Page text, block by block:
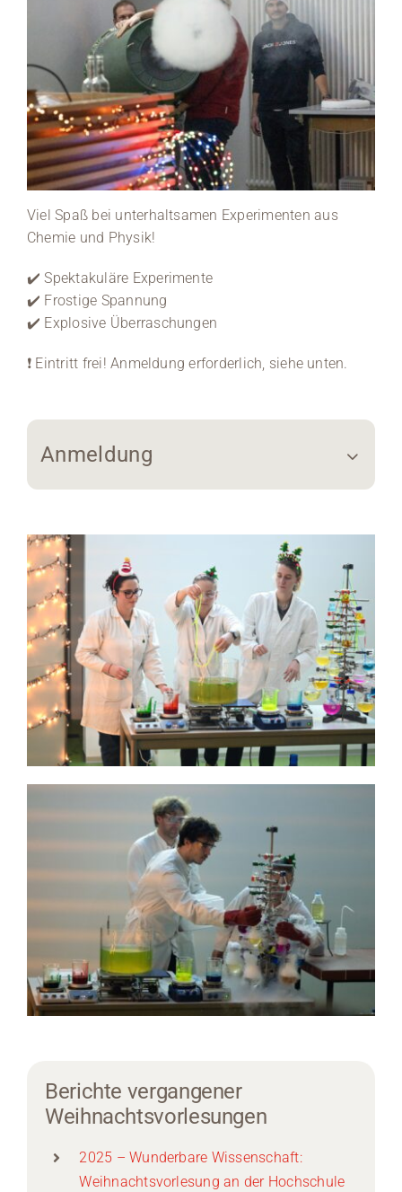
Viel Spaß bei unterhaltsamen Experimenten aus
Chemie und Physik!
✔️ Spektakuläre Experimente
✔️ Frostige Spannung
✔️ Explosive Überraschungen
❗ Eintritt frei! Anmeldung erforderlich, siehe unten.
Anmeldung
Berichte vergangener
Weihnachtsvorlesungen
2025 – Wunderbare Wissenschaft:
Weihnachtsvorlesung an der Hochschule